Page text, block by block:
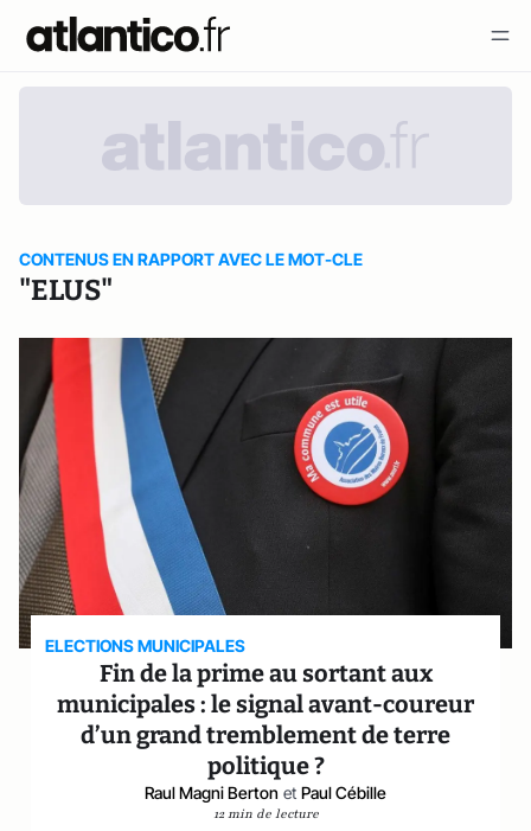
CONTENUS EN RAPPORT AVEC LE MOT-CLE
"ELUS"
ELECTIONS MUNICIPALES
Fin de la prime au sortant aux
municipales : le signal avant-coureur
d’un grand tremblement de terre
politique ?
Raul Magni Berton et Paul Cébille
12 min de lecture